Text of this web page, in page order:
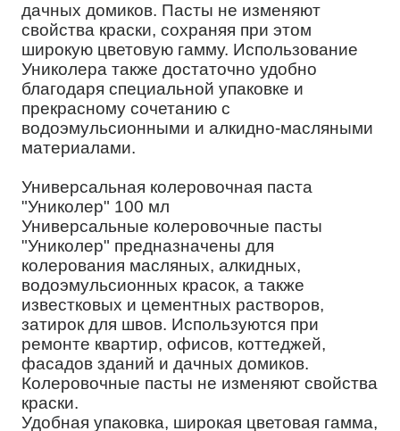
дачных домиков. Пасты не изменяют
свойства краски, сохраняя при этом
широкую цветовую гамму. Использование
Униколера также достаточно удобно
благодаря специальной упаковке и
прекрасному сочетанию с
водоэмульсионными и алкидно-масляными
материалами.
Универсальная колеровочная паста
"Униколер" 100 мл
Универсальные колеровочные пасты
"Униколер" предназначены для
колерования масляных, алкидных,
водоэмульсионных красок, а также
известковых и цементных растворов,
затирок для швов. Используются при
ремонте квартир, офисов, коттеджей,
фасадов зданий и дачных домиков.
Колеровочные пасты не изменяют свойства
краски.
Удобная упаковка, широкая цветовая гамма,